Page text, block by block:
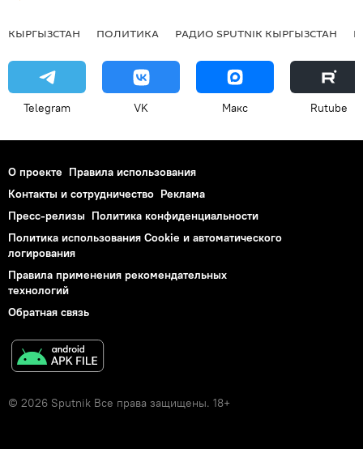
КЫРГЫЗСТАН ПОЛИТИКА РАДИО SPUTNIK КЫРГЫЗСТАН
Telegram VK Макс Rutube
О проекте Правила использования
Контакты и сотрудничество Реклама
Пресс-релизы Политика конфиденциальности
Политика использования Cookie и автоматического
логирования
Правила применения рекомендательных
технологий
Обратная связь
© 2026 Sputnik Все права защищены. 18+